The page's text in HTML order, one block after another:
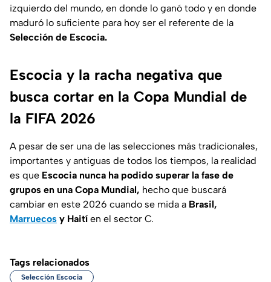
izquierdo del mundo, en donde lo ganó todo y en donde
maduró lo suficiente para hoy ser el referente de la
Selección de Escocia.
Escocia y la racha negativa que
busca cortar en la Copa Mundial de
la FIFA 2026
A pesar de ser una de las selecciones más tradicionales,
importantes y antiguas de todos los tiempos, la realidad
es que Escocia nunca ha podido superar la fase de
grupos en una Copa Mundial, hecho que buscará
cambiar en este 2026 cuando se mida a Brasil,
Marruecos y Haití en el sector C.
Tags relacionados
Selección Escocia